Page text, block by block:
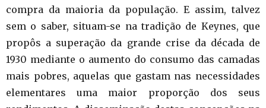
compra da maioria da população. E assim, talvez
sem o saber, situam-se na tradição de Keynes, que
propôs a superação da grande crise da década de
1930 mediante o aumento do consumo das camadas
mais pobres, aquelas que gastam nas necessidades
elementares uma maior proporção dos seus